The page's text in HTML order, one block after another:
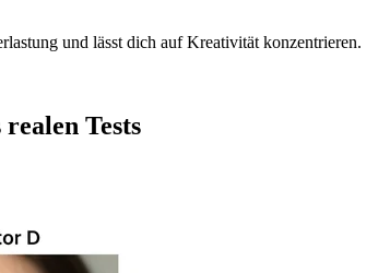
und lässt dich auf Kreativität konzentrieren.
Tests